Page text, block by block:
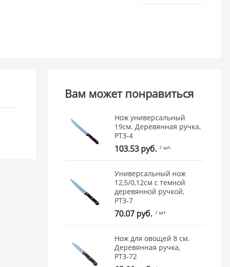
Вам может понравиться
Нож универсальный
19см. Деревянная ручка,
РТЗ-4
103.53 руб. / шт.
Универсальный нож
12,5/0,12см с темной
деревянной ручкой,
РТЗ-7
70.07 руб. / шт.
Нож для овощей 8 см.
Деревянная ручка,
РТЗ-72